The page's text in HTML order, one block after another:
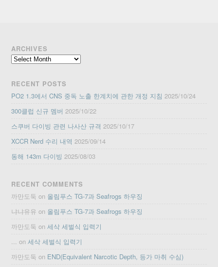
ARCHIVES
Archives
RECENT POSTS
PO2 1.3에서 CNS 중독 노출 한계치에 관한 개정 지침 2025/10/24
300클럽 신규 멤버 2025/10/22
스쿠버 다이빙 관련 나사산 규격 2025/10/17
XCCR Nerd 수리 내역 2025/09/14
동해 143m 다이빙 2025/08/03
RECENT COMMENTS
까만도둑 on 올림푸스 TG-7과 Seafrogs 하우징
냐냐유유 on 올림푸스 TG-7과 Seafrogs 하우징
까만도둑 on세삭 세벌식 입력기
... on세삭 세벌식 입력기
까만도둑 on END(Equivalent Narcotic Depth, 등가 마취 수심)